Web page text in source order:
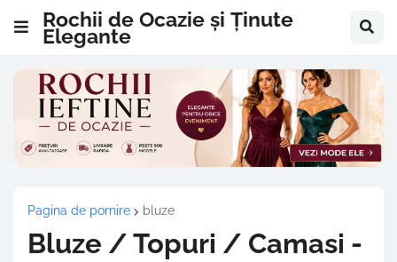
Rochii de Ocazie și Ținute
Elegante
Pagina de pornire bluze
Bluze / Topuri / Camasi -